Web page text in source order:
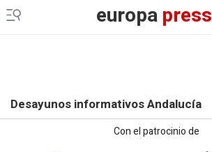
europapress
Desayunos informativos Andalucía
Con el patrocinio de